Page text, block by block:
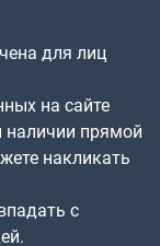
для лиц
на сайте
наличии прямой
накликать
с